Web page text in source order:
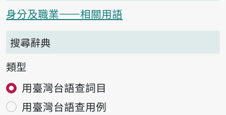
身分及職業——相關用語
搜尋辭典
類型
用臺灣台語查詞目
用臺灣台語查用例